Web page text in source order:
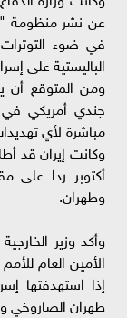
عن نشر منظومة
في ضوء
الباليستية على
جندي أمريكي في
مباشرة لأي
أكتوبر ردا
وطهران.
وأكد وزير
الأمين العام
إذا استهدفتها
طهران